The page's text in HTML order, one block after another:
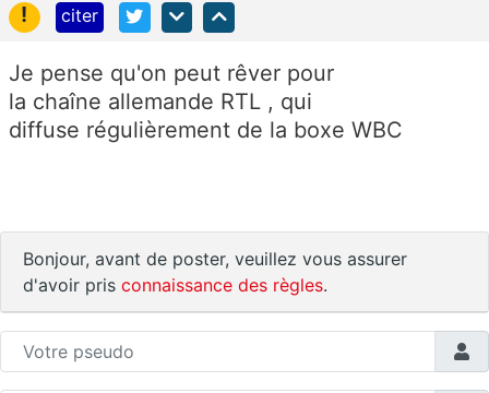
!
citer
Je pense qu'on peut rêver pour
la chaîne allemande RTL , qui
diffuse régulièrement de la boxe WBC
Bonjour, avant de poster, veuillez vous assurer
d'avoir pris connaissance des règles.